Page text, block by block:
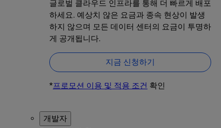
글로벌 클라우드 인프라를 통해 더 빠르게 배포
하세요. 예상치 않은 요금과 종속 현상이 발생
하지 않으며 모든 데이터 센터의 요금이 투명하
게 공개됩니다.
지금 신청하기
*프로모션 이용 및 적용 조건 확인
개발자